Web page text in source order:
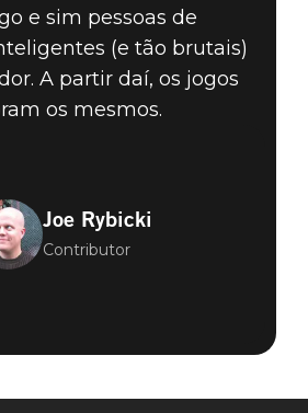
e sim pessoas de
(e tão brutais)
A partir daí, os jogos
os mesmos.
Joe Rybicki
Contributor